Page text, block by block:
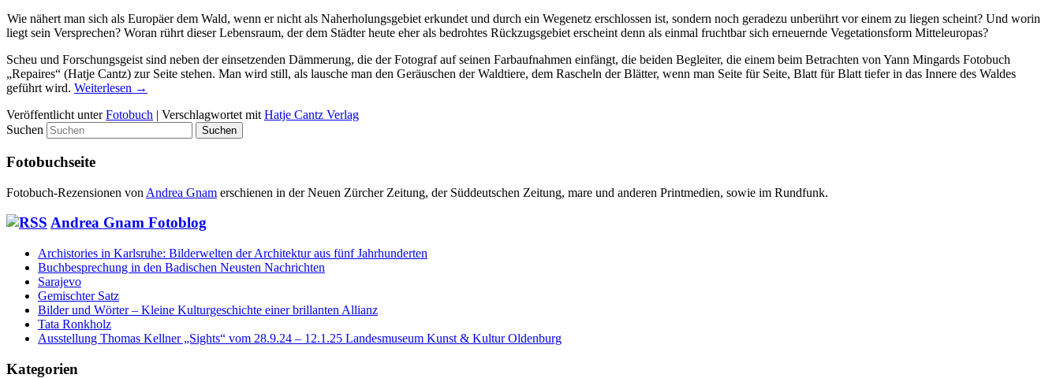
Wie nähert man sich als Europäer dem Wald, wenn er nicht als Naherholungsgebiet erkundet und durch ein Wegenetz erschlossen ist, sondern noch geradezu unberührt vor einem zu liegen scheint? Und worin
liegt sein Versprechen? Woran rührt dieser Lebensraum, der dem Städter heute eher als bedrohtes Rückzugsgebiet erscheint denn als einmal fruchtbar sich erneuernde Vegetationsform Mitteleuropas?
Scheu und Forschungsgeist sind neben der einsetzenden Dämmerung, die der Fotograf auf seinen Farbaufnahmen einfängt, die beiden Begleiter, die einem beim Betrachten von Yann Mingards Fotobuch
„Repaires“ (Hatje Cantz) zur Seite stehen. Man wird still, als lausche man den Geräuschen der Waldtiere, dem Rascheln der Blätter, wenn man Seite für Seite, Blatt für Blatt tiefer in das Innere des Waldes
geführt wird. Weiterlesen →
Veröffentlicht unter Fotobuch | Verschlagwortet mit Hatje Cantz Verlag
Suchen
Fotobuchseite
Fotobuch-Rezensionen von Andrea Gnam erschienen in der Neuen Zürcher Zeitung, der Süddeutschen Zeitung, mare und anderen Printmedien, sowie im Rundfunk.
Andrea Gnam Fotoblog
Archistories in Karlsruhe: Bilderwelten der Architektur aus fünf Jahrhunderten
Buchbesprechung in den Badischen Neusten Nachrichten
Sarajevo
Gemischter Satz
Bilder und Wörter – Kleine Kulturgeschichte einer brillanten Allianz
Tata Ronkholz
Ausstellung Thomas Kellner „Sights“ vom 28.9.24 – 12.1.25 Landesmuseum Kunst & Kultur Oldenburg
Kategorien